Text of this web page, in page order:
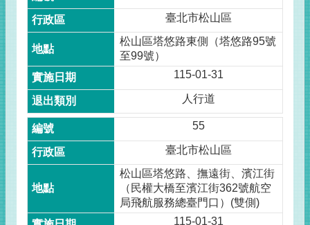
臺北市松山區
松山區塔悠路東側（塔悠路95號
至99號）
115-01-31
人行道
55
臺北市松山區
松山區塔悠路、撫遠街、濱江街
（民權大橋至濱江街362號航空
局飛航服務總臺門口）(雙側)
115-01-31